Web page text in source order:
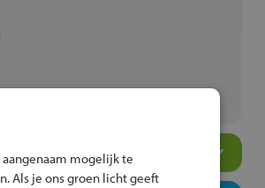
mogelijk te
Als je ons groen licht geeft